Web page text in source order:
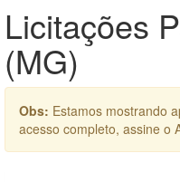
Licitações
(MG)
Obs: Estamos mostrando
acesso completo, assine o